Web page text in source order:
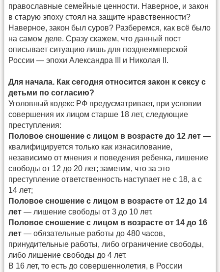
православные семейные ценности. Наверное, и закон
в старую эпоху стоял на защите нравственности?
Наверное, закон был суров? Разберемся, как всё было
на самом деле. Сразу скажем, что данный пост
описывает ситуацию лишь для позднеимперской
России — эпохи Александра III и Николая II.
Для начала. Как сегодня относится закон к сексу с
детьми по согласию?
Уголовный кодекс РФ предусматривает, при условии
совершения их лицом старше 18 лет, следующие
преступления:
Половое сношение с лицом в возрасте до 12 лет —
квалифицируется только как изнасилование,
независимо от мнения и поведения ребенка, лишение
свободы от 12 до 20 лет; заметим, что за это
преступление ответственность наступает не с 18, а с
14 лет;
Половое сношение с лицом в возрасте от 12 до 14
лет — лишение свободы от 3 до 10 лет.
Половое сношение с лицом в возрасте от 14 до 16
лет — обязательные работы до 480 часов,
принудительные работы, либо ограничение свободы,
либо лишение свободы до 4 лет.
В 16 лет, то есть до совершеннолетия, в России